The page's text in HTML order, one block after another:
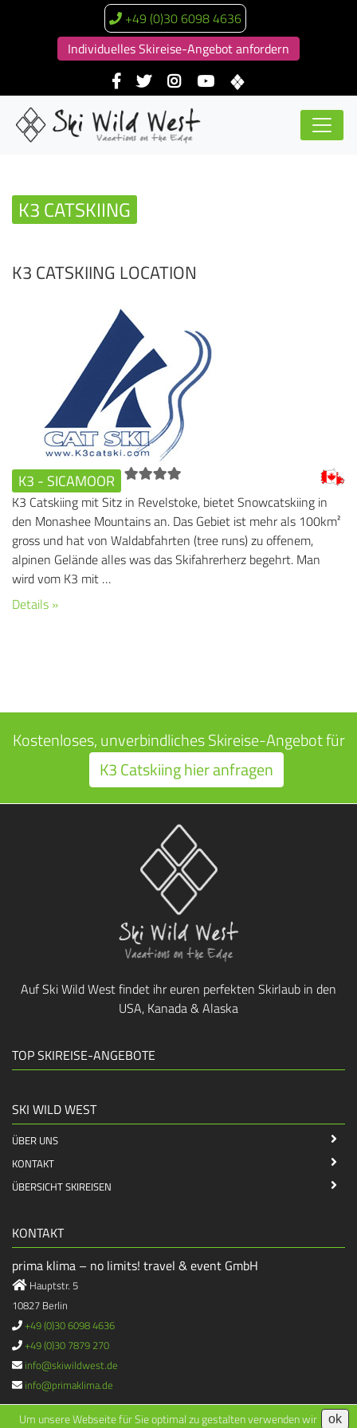
Um unsere Webseite für Sie optimal zu gestalten verwenden wir ok
+49 (0)30 6098 4636
Individuelles Skireise-Angebot anfordern
K3 CATSKIING
K3 CATSKIING LOCATION
K3 - SICAMOOR
K3 Catskiing mit Sitz in Revelstoke, bietet Snowcatskiing in
den Monashee Mountains an. Das Gebiet ist mehr als 100km²
gross und hat von Waldabfahrten (tree runs) zu offenem,
alpinen Gelände alles was das Skifahrerherz begehrt. Man
wird vom K3 mit …
Details »
Kostenloses, unverbindliches Skireise-Angebot für
K3 Catskiing hier anfragen
Auf Ski Wild West findet ihr euren perfekten Skirlaub in den
USA, Kanada & Alaska
TOP SKIREISE-ANGEBOTE
SKI WILD WEST
ÜBER UNS
KONTAKT
ÜBERSICHT SKIREISEN
KONTAKT
prima klima – no limits! travel & event GmbH
Hauptstr. 5
10827 Berlin
+49 (0)30 6098 4636
+49 (0)30 7879 270
info@skiwildwest.de
info@primaklima.de